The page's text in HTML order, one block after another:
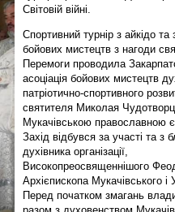
Світовій війні.
Спортивний турнір з айкідо та
бойових мистецтв з нагоди
Перемоги проводила
асоціація бойових мистецтв
патріотично-спортивного
святителя Миколая
Мукачівською православною
Захід відбувся за участі та з
духівника організації,
Високопреосвященнішого
Архієпископа Мукачівського і
Перед початком змагань